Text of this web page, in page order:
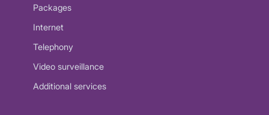
Packages
Internet
Telephony
Video surveillance
Additional services